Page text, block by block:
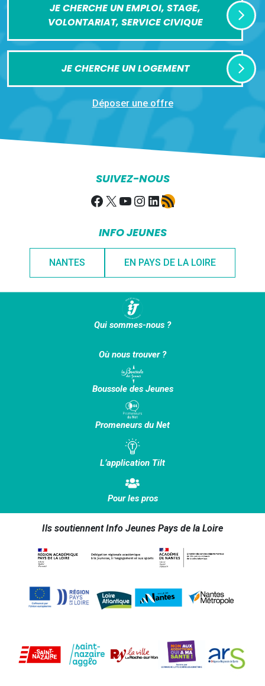
JE CHERCHE UN EMPLOI, STAGE,
VOLONTARIAT, SERVICE CIVIQUE
JE CHERCHE UN LOGEMENT
Déposer une offre
SUIVEZ-NOUS
Facebook
X YouTube
Instagram
LinkedIn
Flux RSS
INFO JEUNES
NANTES EN PAYS DE LA LOIRE
Qui sommes-nous ?
Où nous trouver ?
Boussole des Jeunes
Promeneurs du Net
L’application Tilt
Pour les pros
Ils soutiennent Info Jeunes Pays de la Loire